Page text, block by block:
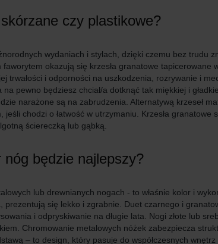
czy plastikowe?
wydaniach i stylach, dzięki czemu bez trudu
okazują się krzesła granatowe tapicerowane
trwałości i odporności na uszkodzenia, rozrywanie i
pewno będziesz chciał/a dotknąć tak miękkiej i
narażone są na zabrudzenia. Alternatywą krzeseł
chodzi o łatwość w utrzymaniu. Krzesła
ściereczką lub gąbką.
nóg będzie najlepszy?
lub drewnianych nogach - to właśnie kolor i
prezentują się lekko i zgrabnie. Duet czarnego i
i odpryskiwanie na długie lata. Nogi złote lub
Chromowanie metalowych nóżek zabezpiecza
– to design, który pasuje do współczesnych